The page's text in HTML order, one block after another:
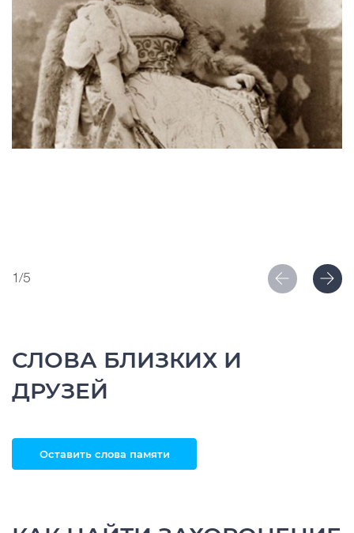
1/5
СЛОВА БЛИЗКИХ И
ДРУЗЕЙ
Оставить слова памяти